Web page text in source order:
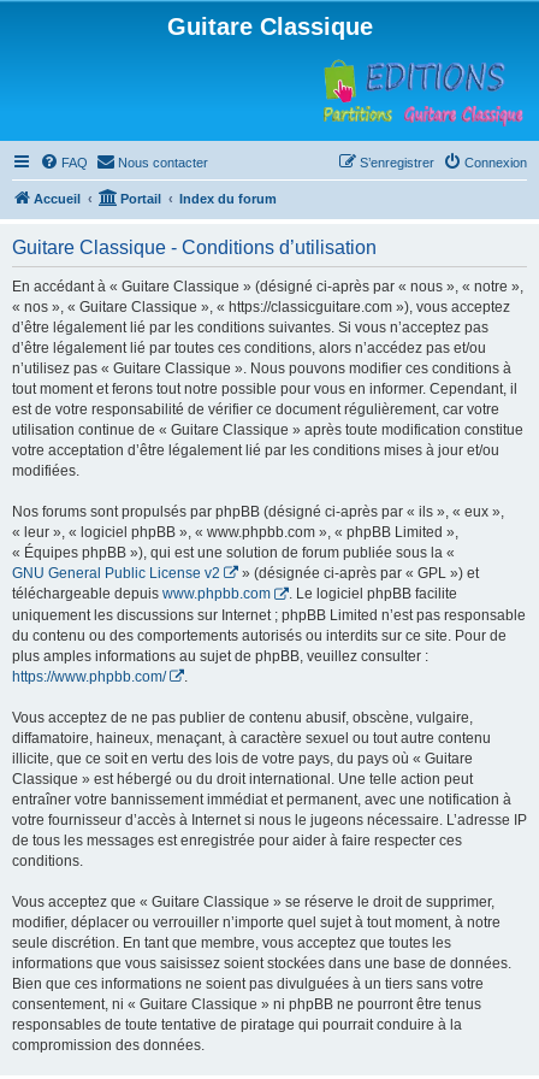
Guitare Classique
FAQ Nous contacter Connexion
S’enregistrer
Accueil Portail Index du forum
Guitare Classique - Conditions d’utilisation
En accédant à « Guitare Classique » (désigné ci-après par « nous », « notre »,
« nos », « Guitare Classique », « https://classicguitare.com »), vous acceptez
d’être légalement lié par les conditions suivantes. Si vous n’acceptez pas
d’être légalement lié par toutes ces conditions, alors n’accédez pas et/ou
n’utilisez pas « Guitare Classique ». Nous pouvons modifier ces conditions à
tout moment et ferons tout notre possible pour vous en informer. Cependant, il
est de votre responsabilité de vérifier ce document régulièrement, car votre
utilisation continue de « Guitare Classique » après toute modification constitue
votre acceptation d’être légalement lié par les conditions mises à jour et/ou
modifiées.
Nos forums sont propulsés par phpBB (désigné ci-après par « ils », « eux »,
« leur », « logiciel phpBB », « www.phpbb.com », « phpBB Limited »,
« Équipes phpBB »), qui est une solution de forum publiée sous la «
GNU General Public License v2
» (désignée ci-après par « GPL ») et
téléchargeable depuis www.phpbb.com
. Le logiciel phpBB facilite
uniquement les discussions sur Internet ; phpBB Limited n’est pas responsable
du contenu ou des comportements autorisés ou interdits sur ce site. Pour de
plus amples informations au sujet de phpBB, veuillez consulter :
https://www.phpbb.com/
Vous acceptez de ne pas publier de contenu abusif, obscène, vulgaire,
diffamatoire, haineux, menaçant, à caractère sexuel ou tout autre contenu
illicite, que ce soit en vertu des lois de votre pays, du pays où « Guitare
Classique » est hébergé ou du droit international. Une telle action peut
entraîner votre bannissement immédiat et permanent, avec une notification à
votre fournisseur d’accès à Internet si nous le jugeons nécessaire. L’adresse IP
de tous les messages est enregistrée pour aider à faire respecter ces
conditions.
Vous acceptez que « Guitare Classique » se réserve le droit de supprimer,
modifier, déplacer ou verrouiller n’importe quel sujet à tout moment, à notre
seule discrétion. En tant que membre, vous acceptez que toutes les
informations que vous saisissez soient stockées dans une base de données.
Bien que ces informations ne soient pas divulguées à un tiers sans votre
consentement, ni « Guitare Classique » ni phpBB ne pourront être tenus
responsables de toute tentative de piratage qui pourrait conduire à la
compromission des données.